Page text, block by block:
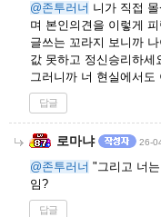
@존투러너 니가 직접
며 본인의견을 이렇게
글쓰는 꼬라지 보니까
값 못하고 정신승리하
그러니까 너 현실에서도
답글
로마냐 26-
@존투러너 "그리고 너
임?
답글